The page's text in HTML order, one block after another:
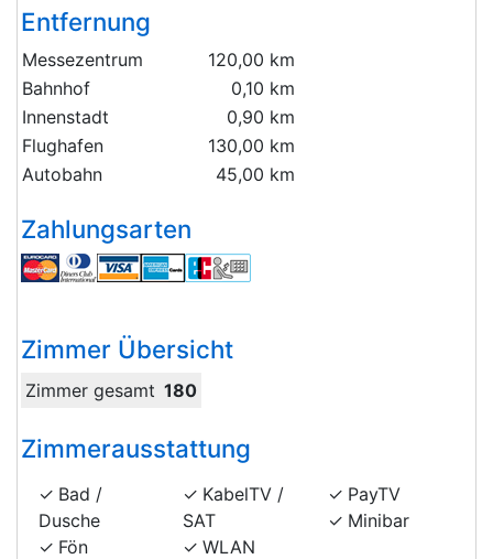
Entfernung
Messezentrum
120,00 km
Bahnhof
0,10 km
Innenstadt
0,90 km
Flughafen
130,00 km
Autobahn
45,00 km
Zahlungsarten
Zimmer Übersicht
Zimmer gesamt 180
Zimmerausstattung
Bad /
Dusche
Fön
KabelTV /
SAT
WLAN
PayTV
Minibar